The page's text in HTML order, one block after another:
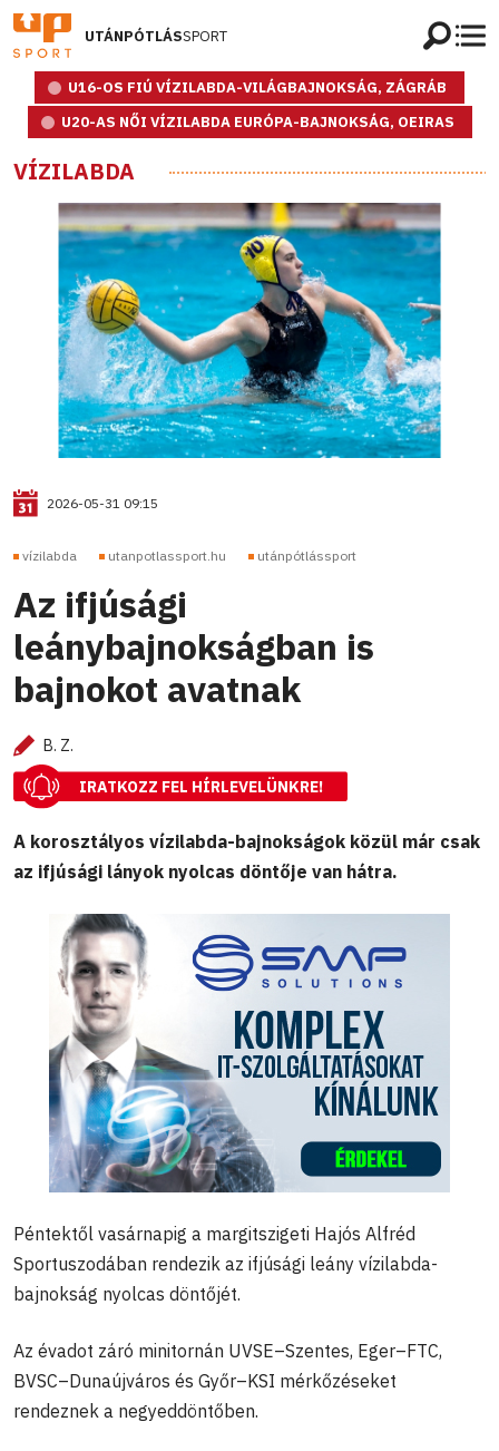
UTÁNPÓTLÁSSPORT
U16-OS FIÚ VÍZILABDA-VILÁGBAJNOKSÁG, ZÁGRÁB
U20-AS NŐI VÍZILABDA EURÓPA-BAJNOKSÁG, OEIRAS
VÍZILABDA
2026-05-31 09:15
vízilabda utanpotlassport.hu utánpótlássport
Az ifjúsági
leánybajnokságban is
bajnokot avatnak
B. Z.
IRATKOZZ FEL HÍRLEVELÜNKRE!
A korosztályos vízilabda-bajnokságok közül már csak
az ifjúsági lányok nyolcas döntője van hátra.
Péntektől vasárnapig a margitszigeti Hajós Alfréd
Sportuszodában rendezik az ifjúsági leány vízilabda-
bajnokság nyolcas döntőjét.
Az évadot záró minitornán UVSE–Szentes, Eger–FTC,
BVSC–Dunaújváros és Győr–KSI mérkőzéseket
rendeznek a negyeddöntőben.